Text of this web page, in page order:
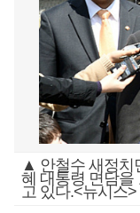
▲ 안철수 새정치
혜 대통령 면담을
고 있다.<뉴시스>